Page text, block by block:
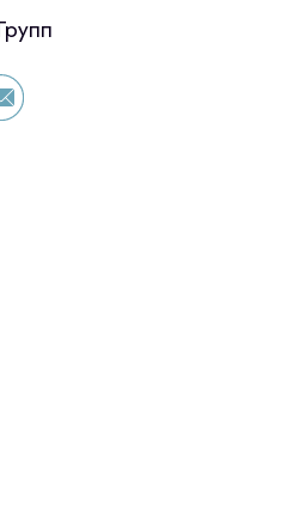
подберем выгодные
оборудования,
чтобы мы
условиям